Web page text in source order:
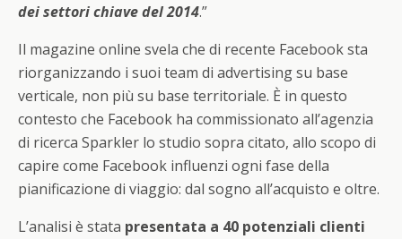
dei settori chiave del 2014.”
Il magazine online svela che di recente Facebook sta
riorganizzando i suoi team di advertising su base
verticale, non più su base territoriale. È in questo
contesto che Facebook ha commissionato all’agenzia
di ricerca Sparkler lo studio sopra citato, allo scopo di
capire come Facebook influenzi ogni fase della
pianificazione di viaggio: dal sogno all’acquisto e oltre.
L’analisi è stata presentata a 40 potenziali clienti